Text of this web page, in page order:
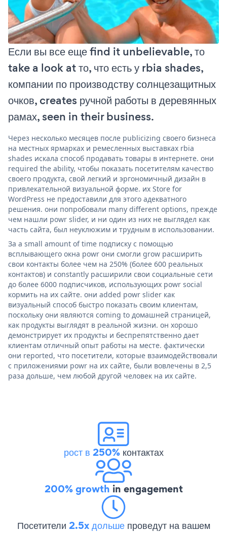
Если вы все еще find it unbelievable, то
take a look at то, что есть у rbia shades,
компании по производству солнцезащитных
очков, creates ручной работы в деревянных
рамах, seen in their business.
Через несколько месяцев после publicizing своего бизнеса
на местных ярмарках и ремесленных выставках rbia
shades искала способ продавать товары в интернете. они
required the ability, чтобы показать посетителям качество
своего продукта, свой легкий и эргономичный дизайн в
привлекательной визуальной форме. их Store for
WordPress не предоставили для этого адекватного
решения. они попробовали many different options, прежде
чем нашли powr slider, и ни один из них не выглядел как
часть сайта, был неуклюжим и трудным в использовании.
За a small amount of time подписку с помощью
всплывающего окна powr они смогли grow расширить
свои контакты более чем на 250% (более 600 реальных
контактов) и constantly расширили свои социальные сети
до более 6000 подписчиков, использующих powr social
кормить на их сайте. они added powr slider как
визуальный способ быстро показать своим клиентам,
поскольку они являются coming to домашней страницей,
как продукты выглядят в реальной жизни. он хорошо
демонстрирует их продукты и беспрепятственно дает
клиентам отличный опыт работы на месте. фактически
они reported, что посетители, которые взаимодействовали
с приложениями powr на их сайте, были вовлечены в 2,5
раза дольше, чем любой другой человек на их сайте.
рост в 250%контактах
200% growth in engagement
Посетители 2.5x дольше проведут на вашем